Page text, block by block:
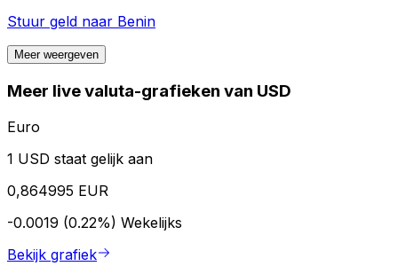
Stuur geld naar Benin
Meer weergeven
Meer live valuta-grafieken van USD
Euro
1 USD staat gelijk aan
0,864995 EUR
-0.0019 (0.22%) Wekelijks
Bekijk grafiek